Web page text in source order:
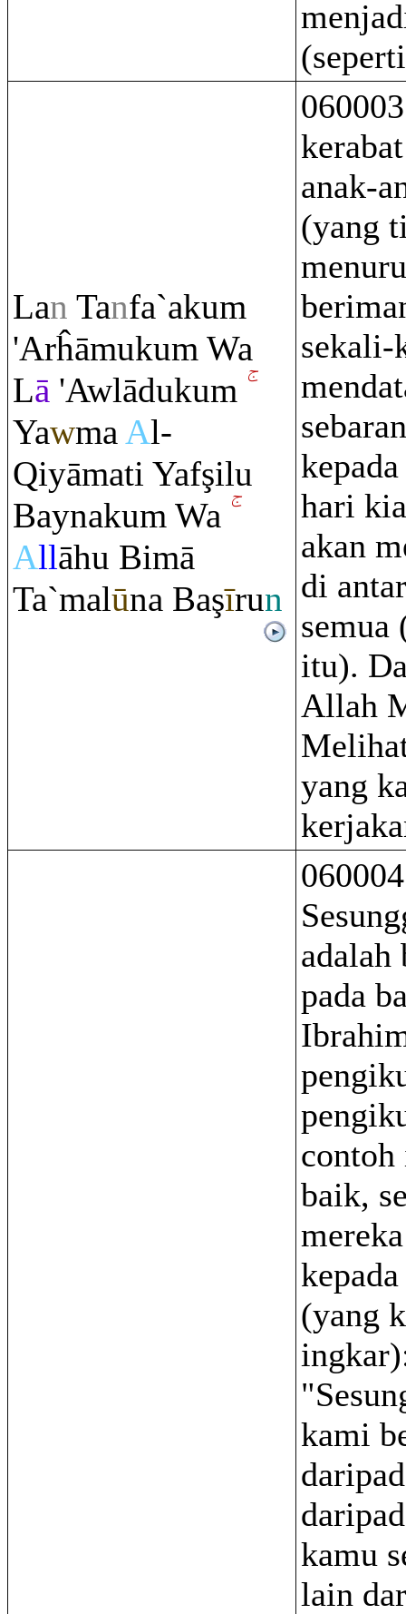
Lan Tanfa`akum
'Arĥāmukum Wa
Lā 'Awlādukum
YawmaAl-
Qiyāmati Yafşilu
Baynakum Wa
Allāhu Bimā
Ta`malūna Başīrun
anak-
(yang
sekali-
hari
akan
di
semua
itu).
Allah
yang
060004
adalah
pada
contoh
baik,
(yang
kami
kamu
lain